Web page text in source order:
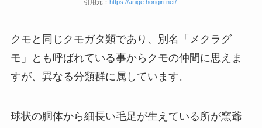
引用元： https://anige.horigiri.net/
クモと同じクモガタ類であり、別名「メクラグ
モ」とも呼ばれている事からクモの仲間に思えま
すが、異なる分類群に属しています。
球状の胴体から細長い毛足が生えている所が窯爺